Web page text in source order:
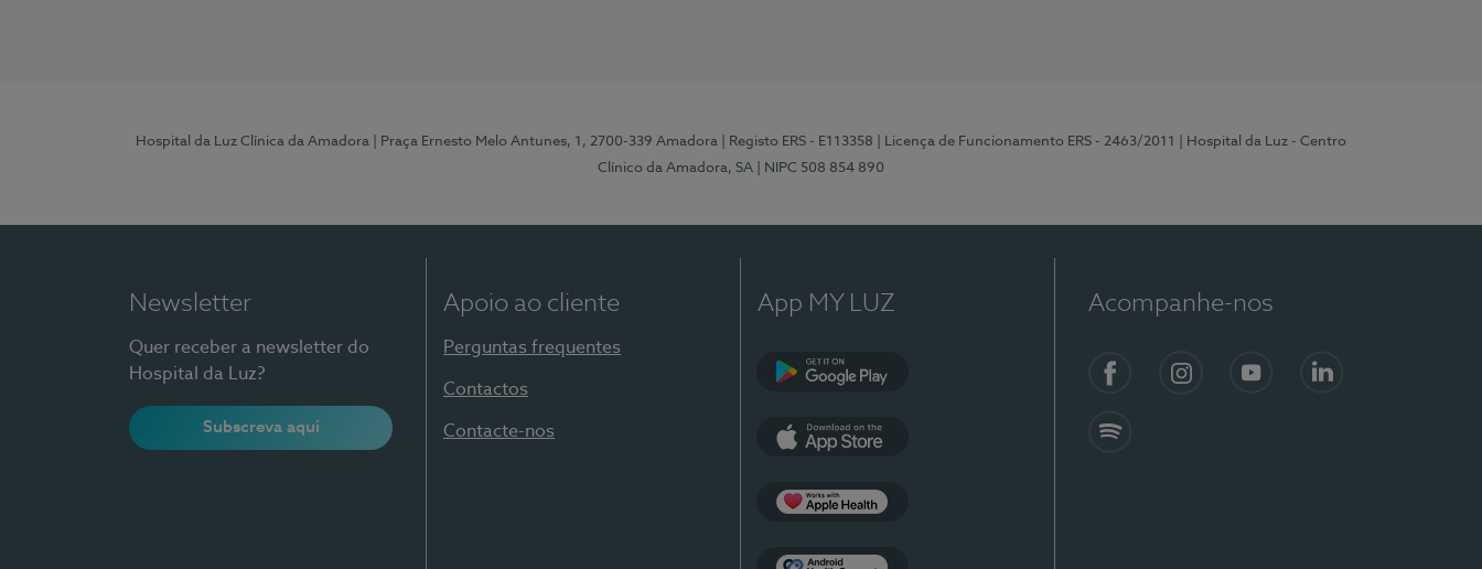
Hospital da Luz Clínica da Amadora | Praça Ernesto Melo Antunes, 1, 2700-339 Amadora | Registo ERS - E113358 | Licença de Funcionamento ERS - 2463/2011
| Hospital da Luz - Centro
Clínico da Amadora, SA
| NIPC 508 854 890
Newsletter
Quer receber a newsletter do
Hospital da Luz?
Subscreva aqui
Apoio ao cliente
Perguntas frequentes
Contactos
Contacte-nos
App MY LUZ Acompanhe-nos